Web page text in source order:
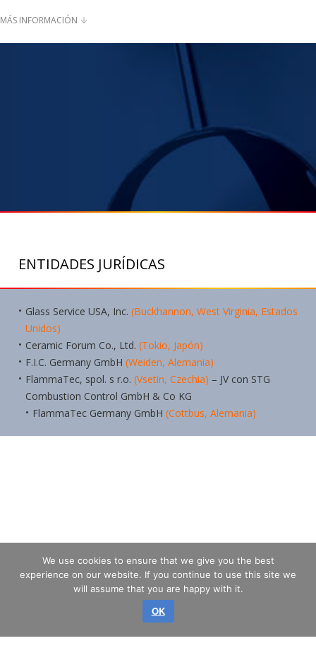
MÁS INFORMACIÓN
ENTIDADES JURÍDICAS
Glass Service USA, Inc. (Buckhannon, West Virginia, Estados
Unidos)
Ceramic Forum Co., Ltd. (Tokio, Japón)
F.I.C. Germany GmbH (Weiden, Alemania)
FlammaTec, spol. s r.o. (Vsetin, Czechia) – JV con STG
Combustion Control GmbH & Co KG
FlammaTec Germany GmbH (Cottbus, Alemania)
Privilegio © 2026 GLASS SERVICE, a.s.
We use cookies to ensure that we give you the best
experience on our website. If you continue to use this site we
will assume that you are happy with it.
OK